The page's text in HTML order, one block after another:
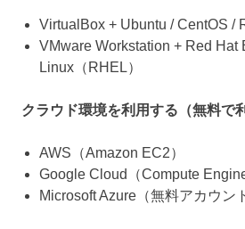
VirtualBox + Ubuntu / CentOS /
VMware Workstation + Red Hat
Linux（RHEL）
クラウド環境を利用する（無料で
AWS（Amazon EC2）
Google Cloud（Compute Engine
Microsoft Azure（無料アカウン